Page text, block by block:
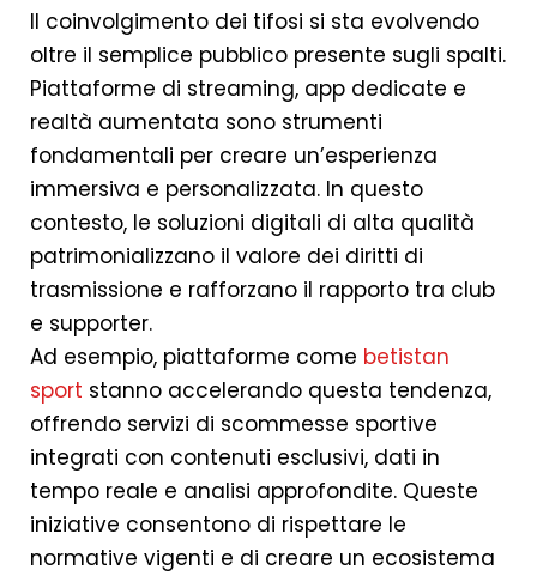
Il coinvolgimento dei tifosi si sta evolvendo
oltre il semplice pubblico presente sugli spalti.
Piattaforme di streaming, app dedicate e
realtà aumentata sono strumenti
fondamentali per creare un’esperienza
immersiva e personalizzata. In questo
contesto, le soluzioni digitali di alta qualità
patrimonializzano il valore dei diritti di
trasmissione e rafforzano il rapporto tra club
e supporter.
Ad esempio, piattaforme come betistan
sport stanno accelerando questa tendenza,
offrendo servizi di scommesse sportive
integrati con contenuti esclusivi, dati in
tempo reale e analisi approfondite. Queste
iniziative consentono di rispettare le
normative vigenti e di creare un ecosistema